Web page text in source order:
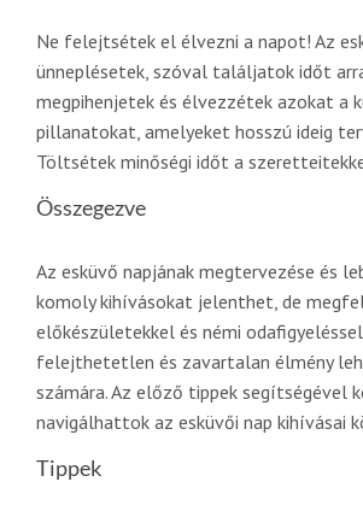
Ne felejtsétek el élvezni a napot! Az
ünneplésetek, szóval találjatok időt
megpihenjetek és élvezzétek azokat a
pillanatokat, amelyeket hosszú ideig
Töltsétek minőségi időt a
Összegezve
Az esküvő napjának megtervezése és
komoly kihívásokat jelenthet, de
előkészületekkel és némi
felejthetetlen és zavartalan élmény
számára. Az előző tippek segítségével
navigálhattok az esküvői nap kihívásai
Tippek